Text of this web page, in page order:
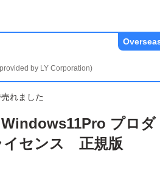
by LY Corporation)
れました
プロダ
センス 正規版